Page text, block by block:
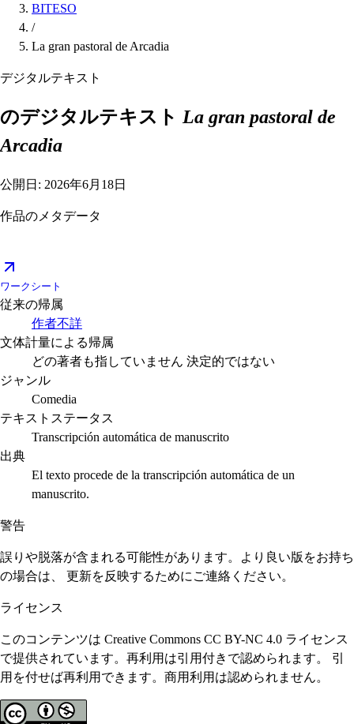
BITESO
/
La gran pastoral de Arcadia
デジタルテキスト
のデジタルテキスト La gran pastoral de
Arcadia
公開日: 2026年6月18日
作品のメタデータ
ワークシート
従来の帰属
作者不詳
文体計量による帰属
どの著者も指していません 決定的ではない
ジャンル
Comedia
テキストステータス
Transcripción automática de manuscrito
出典
El texto procede de la transcripción automática de un
manuscrito.
警告
誤りや脱落が含まれる可能性があります。より良い版をお持ち
の場合は、 更新を反映するためにご連絡ください。
ライセンス
このコンテンツは Creative Commons CC BY-NC 4.0 ライセンス
で提供されています。再利用は引用付きで認められます。 引
用を付せば再利用できます。商用利用は認められません。